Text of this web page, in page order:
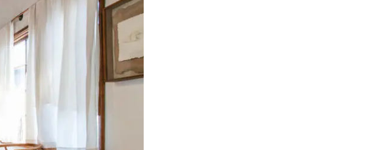
at trykke eller stryge.